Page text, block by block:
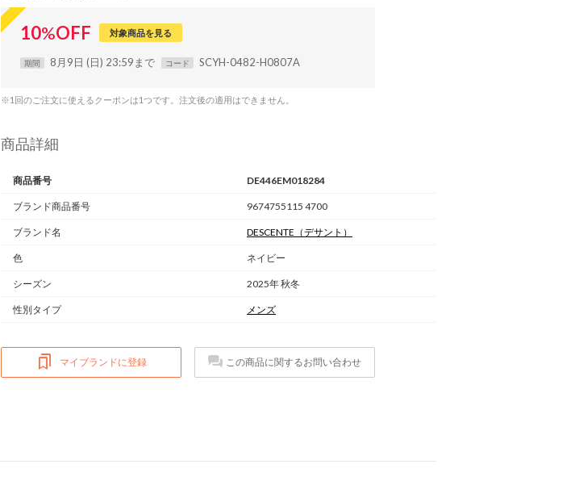
10%OFF 対象商品を見る
期間 8月9日 (日) 23:59まで コード SCYH-0482-H0807A
※1回のご注文に使えるクーポンは1つです。注文後の適用はできません。
商品詳細
商品番号 DE446EM018284
ブランド商品番号 9674755115 4700
ブランド名 DESCENTE （デサント）
色 ネイビー
シーズン 2025年 秋冬
性別タイプ メンズ
マイブランドに登録 この商品に関するお問い合わせ